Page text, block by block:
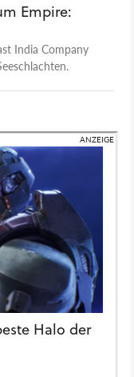
Empire:
India Company